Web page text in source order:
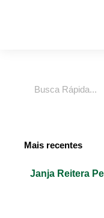
Mais recentes
Janja Reitera